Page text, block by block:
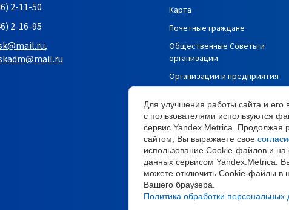
Для улучшения работы сайта и его
с пользователями используются
сервис Yandex.Metrica. Продолжая
сайтом, Вы выражаете свое
использование Cookie-файлов и на
данных сервисом Yandex.Metrica.
можете отключить Cookie-файлы в
Вашего браузера.
Политика обработки персональных
2-11-50
2-16-95
,
Карта
Почетные граждане
Общественные Советы и
организации
Организации и предприятия
Политика в отношении
обработки и защиты
персональных данных
Политика
конфиденциальности
Согласие на обработку
персональных данных